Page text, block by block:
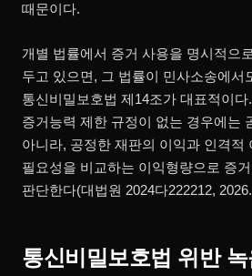
때문이다.
개별 법률에서 증거 사용을 명시적으
두고 있으면, 그 법률이 민사소송에서
통신비밀보호법 제14조가 대표적이
증거능력 제한 규정이 없는 경우에는
아니라, 공정한 재판의 이익과 인격적
필요성을 비교하는 이익형량으로 증
판단한다(대법원 2024다222212,
통신비밀보호법 위반